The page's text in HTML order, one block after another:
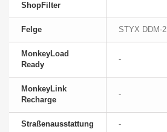
ShopFilter
Felge STYX DDM-2
MonkeyLoad
Ready
-
MonkeyLink
Recharge
-
Straßenausstattung -